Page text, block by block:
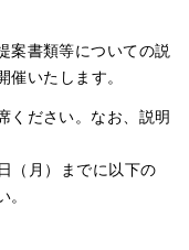
案書類等についての説
いたします。
ください。なお、説明
（月）までに以下の
。